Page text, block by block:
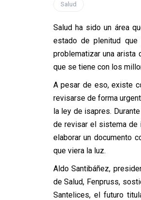
Salud
Salud ha sido un área
estado de plenitud
problematizar una
que se tiene con los
A pesar de eso, existe
revisarse de forma
la ley de isapres.
de revisar el sistema de
elaborar un documento
que viera la luz.
Aldo Santibáñez,
de Salud, Fenpruss,
Santelices, el futuro